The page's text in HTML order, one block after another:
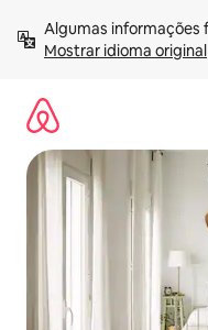
para
Mostrar idioma original